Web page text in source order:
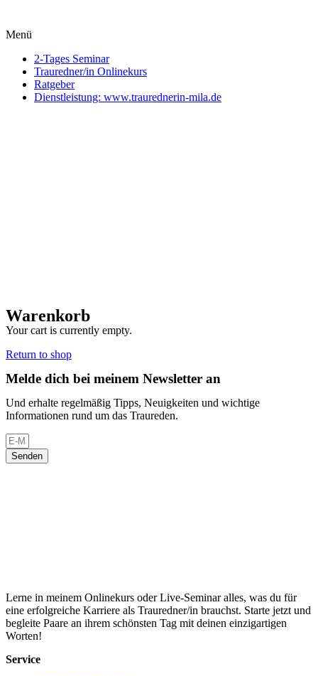
Menü
2-Tages Seminar
Trauredner/in Onlinekurs
Ratgeber
Dienstleistung: www.traurednerin-mila.de
Warenkorb
Your cart is currently empty.
Return to shop
Melde dich bei meinem Newsletter an
Und erhalte regelmäßig Tipps, Neuigkeiten und wichtige
Informationen rund um das Traureden.
Senden
Lerne in meinem Onlinekurs oder Live-Seminar alles, was du für
eine erfolgreiche Karriere als Trauredner/in brauchst. Starte jetzt und
begleite Paare an ihrem schönsten Tag mit deinen einzigartigen
Worten!
Service